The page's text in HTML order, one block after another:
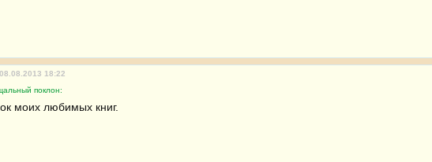
18:22
поклон:
моих любимых книг.